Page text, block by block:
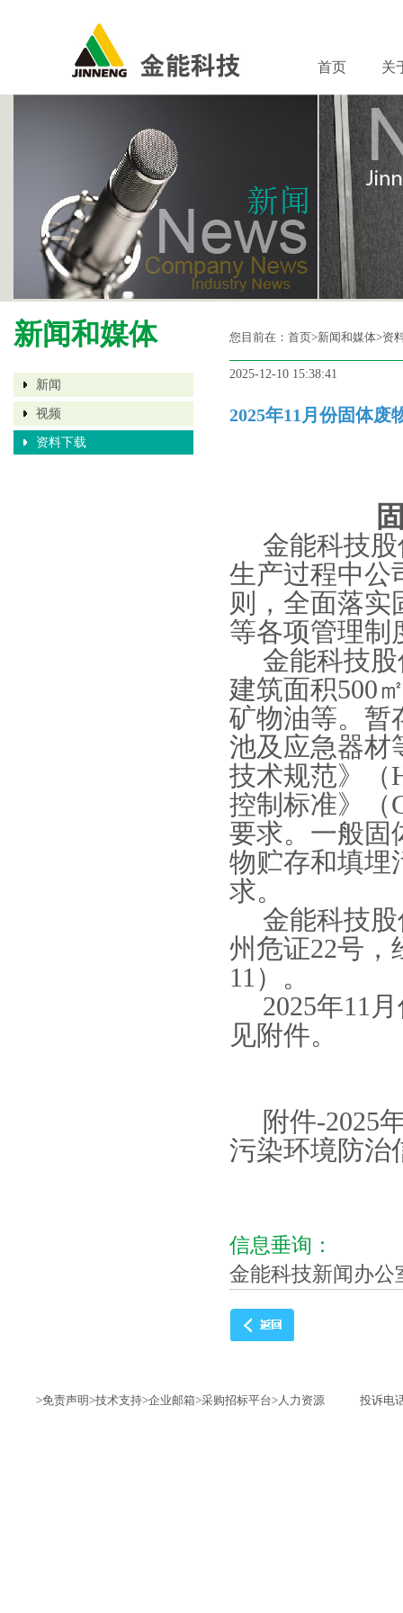
首页 关
新闻和媒体
新闻
视频
资料下载
您目前在： 首页>新闻和媒体>资
2025-12-10 15:38:41
2025年11月份固体废
金能科技
生产过程中公
则，全面落实
等各项管理制
金能科技
建筑面积500
矿物油等。暂
池及应急器材
技术规范》（
控制标准》（
要求。一般固
物贮存和填埋
求。
金能科技
州危证22号，
11）。
2025年11
见附件。
附件-2025
污染环境防治
信息垂询：
金能科技新闻办公
>免责声明>技术支持>企业邮箱>采购招标平台>人力资源 投诉电话：